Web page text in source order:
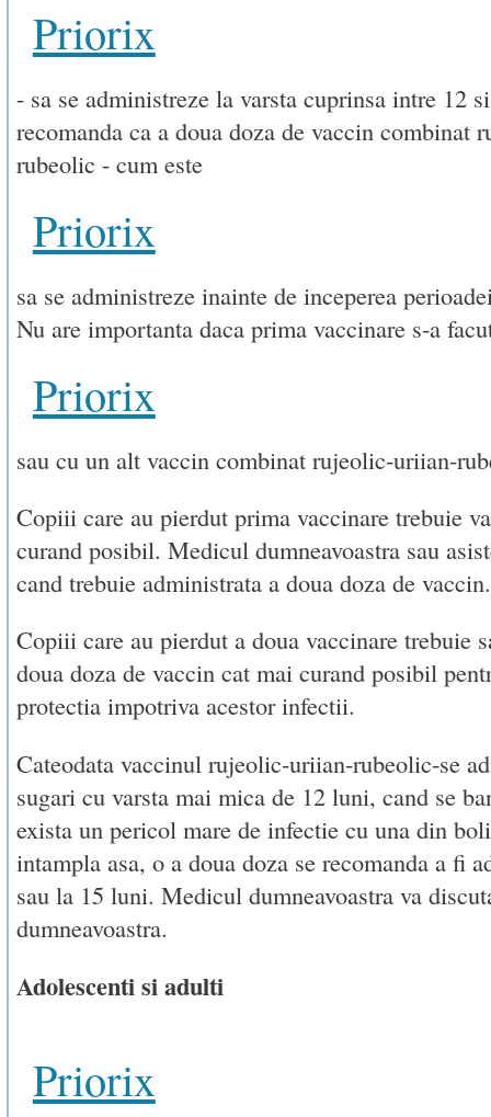
Priorix
- sa se administreze la varsta cuprinsa intre 12
recomanda ca a doua doza de vaccin combinat
rubeolic - cum este
Priorix
sa se administreze inainte de inceperea
Nu are importanta daca prima vaccinare s-a
Priorix
sau cu un alt vaccin combinat rujeolic-uriian-
Copiii care au pierdut prima vaccinare trebuie
curand posibil. Medicul dumneavoastra sau
cand trebuie administrata a doua doza de vaccin.
Copiii care au pierdut a doua vaccinare trebuie
doua doza de vaccin cat mai curand posibil
protectia impotriva acestor infectii.
Cateodata vaccinul rujeolic-uriian-rubeolic-se
sugari cu varsta mai mica de 12 luni, cand se
exista un pericol mare de infectie cu una din
intampla asa, o a doua doza se recomanda a fi
sau la 15 luni. Medicul dumneavoastra va
dumneavoastra.
Adolescenti si adulti
Priorix